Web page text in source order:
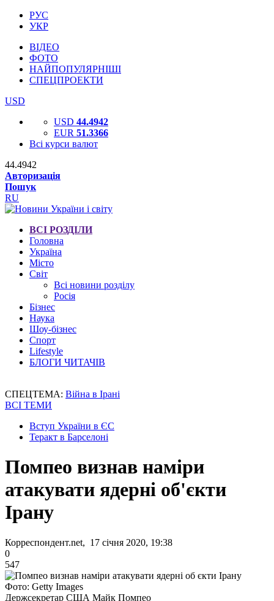
РУС
УКР
ВІДЕО
ФОТО
НАЙПОПУЛЯРНІШІ
СПЕЦПРОЕКТИ
USD
USD 44.4942
EUR 51.3366
Всі курси валют
44.4942
Авторизація
Пошук
RU
ВСІ РОЗДІЛИ
Головна
Україна
Місто
Світ
Всі новини розділу
Росія
Бізнес
Наука
Шоу-бізнес
Спорт
Lifestyle
БЛОГИ ЧИТАЧІВ
СПЕЦТЕМА: Війна в Ірані
ВСІ ТЕМИ
Вступ України в ЄС
Теракт в Барселоні
Помпео визнав наміри
атакувати ядерні об'єкти
Ірану
Корреспондент.net, 17 січня 2020, 19:38
0
547
Фото: Getty Images
Держсекретар США Майк Помпео